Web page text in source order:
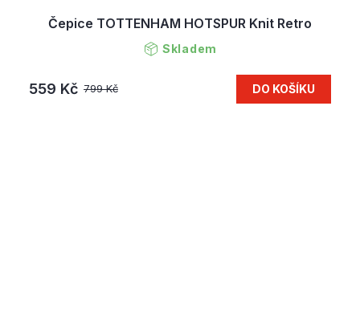
Čepice TOTTENHAM HOTSPUR Knit Retro
Skladem
799 Kč
559 Kč DO KOŠÍKU